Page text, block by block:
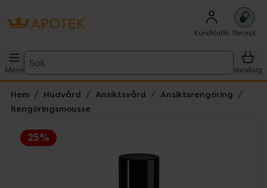
Kundklubb Recept
Meny
Sök
Varukorg
Hem Hudvård Ansiktsvård
Ansiktsrengöring
Rengöringsmousse
25%